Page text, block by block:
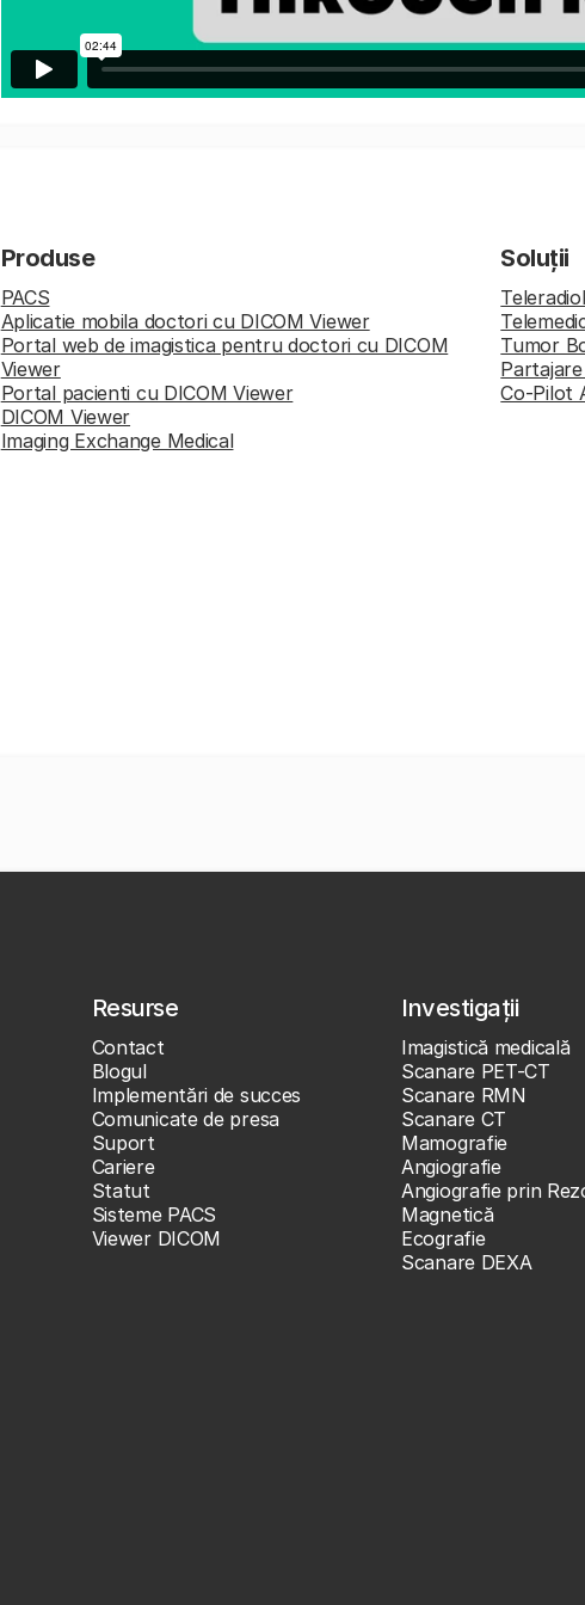
Produse
PACS
Aplicatie mobila doctori cu DICOM Viewer
Portal web de imagistica pentru doctori cu DICOM
Viewer
Portal pacienti cu DICOM Viewer
DICOM Viewer
Imaging Exchange Medical
Soluții
Tumor
Co-Pilot
Resurse
Contact
Blogul
Implementări de succes
Comunicate de presa
Suport
Cariere
Statut
Sisteme PACS
Viewer DICOM
Investigații
Imagistică medicală
Scanare PET-CT
Scanare RMN
Scanare CT
Mamografie
Angiografie
Angiografie prin
Magnetică
Ecografie
Scanare DEXA